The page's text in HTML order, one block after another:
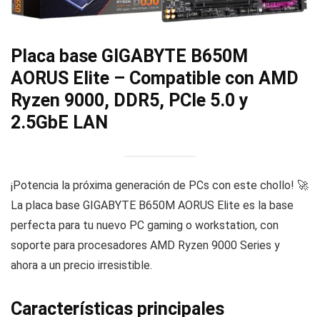
Placa base GIGABYTE B650M
AORUS Elite – Compatible con AMD
Ryzen 9000, DDR5, PCIe 5.0 y
2.5GbE LAN
¡Potencia la próxima generación de PCs con este chollo! 🚀
La placa base GIGABYTE B650M AORUS Elite es la base
perfecta para tu nuevo PC gaming o workstation, con
soporte para procesadores AMD Ryzen 9000 Series y
ahora a un precio irresistible.
Características principales